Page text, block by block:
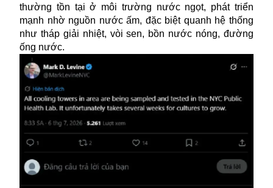
thường tồn tại ở môi trường nước ngọt, phát triển
mạnh nhờ nguồn nước ấm, đặc biệt quanh hệ thống
như tháp giải nhiệt, vòi sen, bồn nước nóng, đường
ống nước.